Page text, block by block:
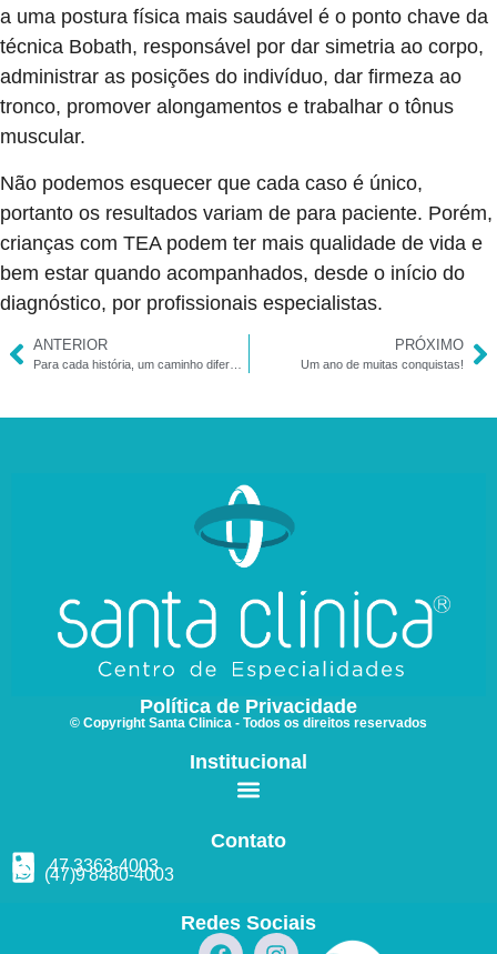
a uma postura física mais saudável é o ponto chave da
técnica Bobath, responsável por dar simetria ao corpo,
administrar as posições do indivíduo, dar firmeza ao
tronco, promover alongamentos e trabalhar o tônus
muscular.
Não podemos esquecer que cada caso é único,
portanto os resultados variam de para paciente. Porém,
crianças com TEA podem ter mais qualidade de vida e
bem estar quando acompanhados, desde o início do
diagnóstico, por profissionais especialistas.
ANTERIOR PRÓXIMO
Um ano de muitas conquistas!
Política de Privacidade
© Copyright Santa Clinica - Todos os direitos reservados
Institucional
Contato
47 3363-4003
(47)98480-4003
Redes Sociais